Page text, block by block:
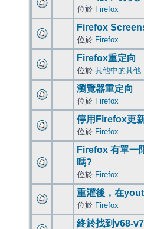
位於 Firefox
Firefox
位於 Firefox
Firefox重定向
位於 其他中的其他
瀏覽器重定向
位於 Firefox
停用Firefox更
位於 Firefox
Firefox 有單一
嗎?
位於 Firefox
重灌後，在
位於 Firefox
終於找到v68-